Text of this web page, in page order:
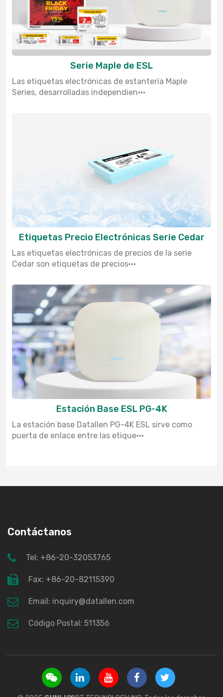
Serie Maple de ESL
Las etiquetas electrónicas de estantería Maple
Series, desarrolladas independien···
Etiquetas Precio Electrónicas Serie Cedar
Las etiquetas electrónicas de precios de la serie
Cedar son etiquetas de precios···
Estación Base ESL PG-4K
La estación base Datallen PG-4K ESL sirve como
puerta de enlace entre las etique···
Contáctanos
Tel: +86-20-32053765
Fax: +86-20-82115390
Email: inquiry@datallen.com
Código Postal: 511356